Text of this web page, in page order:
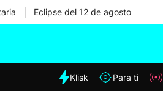
Eclipse del 12 de agosto
Klisk Para ti